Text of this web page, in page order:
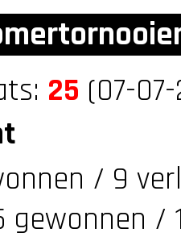
25 (07-
/ 9
gewonnen /